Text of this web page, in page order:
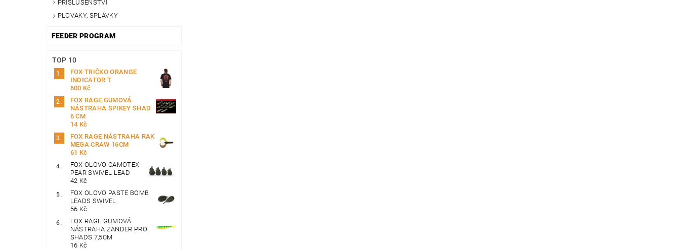
PŘÍSLUŠENSTVÍ
PLOVAKY, SPLÁVKY
FEEDER PROGRAM
TOP 10
FOX TRIČKO ORANGE
INDICATOR T
600 Kč
FOX RAGE GUMOVÁ
NÁSTRAHA SPIKEY SHAD
6 CM
14 Kč
FOX RAGE NÁSTRAHA RAK
MEGA CRAW 16CM
61 Kč
FOX OLOVO CAMOTEX
PEAR SWIVEL LEAD
42 Kč
FOX OLOVO PASTE BOMB
LEADS SWIVEL
56 Kč
FOX RAGE GUMOVÁ
NÁSTRAHA ZANDER PRO
SHADS 7,5CM
16 Kč